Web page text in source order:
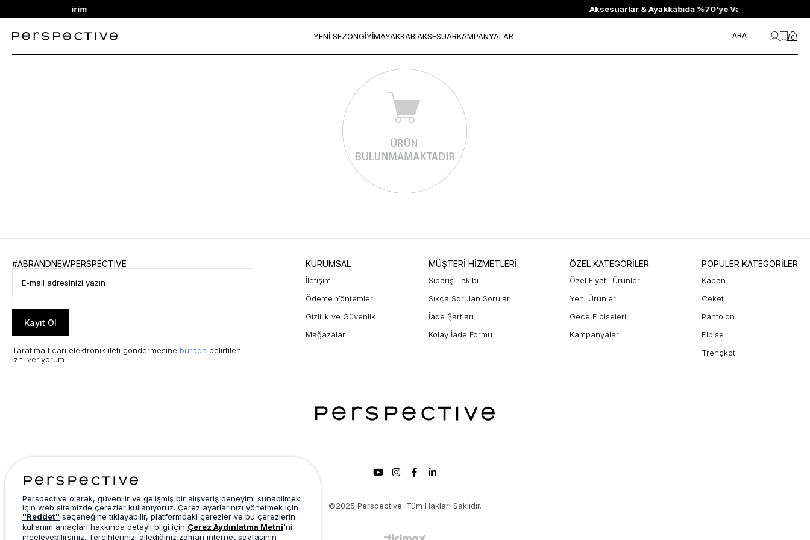
Aksesuarlar & Ayakkabıda %70'ye Varan İndirim
YENİ SEZONGİYİMAYAKKABIAKSESUARKAMPANYALAR ARA 0
#ABRANDNEWPERSPECTIVE
Kayıt Ol
Tarafıma ticari elektronik ileti göndermesine burada belirtilen
izni veriyorum.
KURUMSAL
İletişim
Ödeme Yöntemleri
Gizlilik ve Güvenlik
Mağazalar
MÜŞTERİ HİZMETLERİ
Sipariş Takibi
Sıkça Sorulan Sorular
İade Şartları
Kolay İade Formu
ÖZEL KATEGORİLER
Özel Fiyatlı Ürünler
Yeni Ürünler
Gece Elbiseleri
Kampanyalar
POPÜLER KATEGORİLER
Kaban
Ceket
Pantolon
Elbise
Trençkot
©2025 Perspective. Tüm Hakları Saklıdır.
Perspective olarak, güvenilir ve gelişmiş bir alışveriş deneyimi sunabilmek
için web sitemizde çerezler kullanıyoruz. Çerez ayarlarınızı yönetmek için
"Reddet" seçeneğine tıklayabilir, platformdaki çerezler ve bu çerezlerin
kullanım amaçları hakkında detaylı bilgi için Çerez Aydınlatma Metni'ni
inceleyebilirsiniz. Tercihlerinizi dilediğiniz zaman internet sayfasının